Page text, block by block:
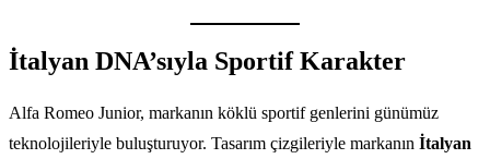
İtalyan DNA’sıyla Sportif Karakter
Alfa Romeo Junior, markanın köklü sportif genlerini günümüz
teknolojileriyle buluşturuyor. Tasarım çizgileriyle markanın İtalyan